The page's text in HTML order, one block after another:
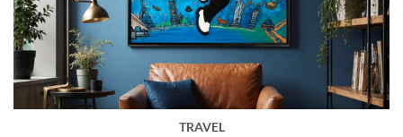
TRAVEL